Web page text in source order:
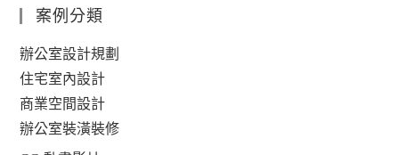
案例分類
辦公室設計規劃
住宅室內設計
商業空間設計
辦公室裝潢裝修